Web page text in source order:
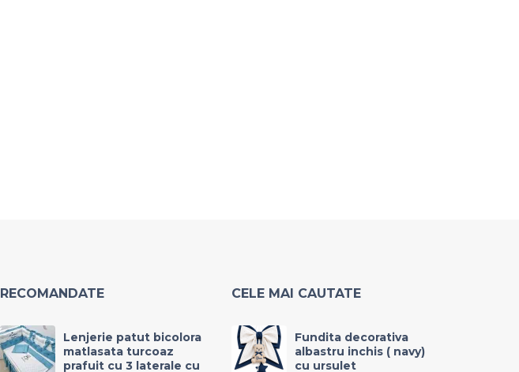
RECOMANDATE
Lenjerie patut bicolora
matlasata turcoaz
prafuit cu 3 laterale cu
CELE MAI CAUTATE
Fundita decorativa
albastru inchis ( navy)
cu ursulet